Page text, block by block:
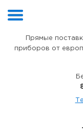
Прямые
приборов от